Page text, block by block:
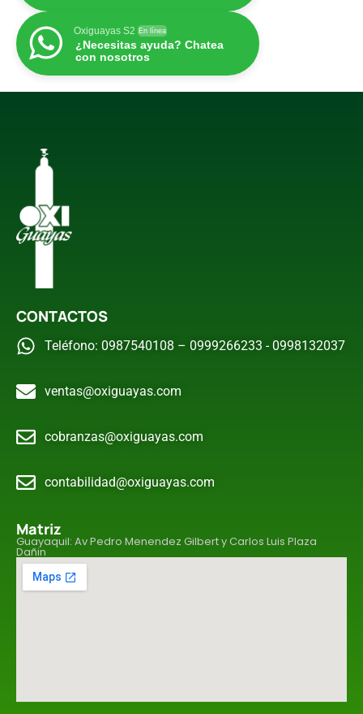
Oxiguayas S2 En línea
¿Necesitas ayuda? Chatea
con nosotros
CONTACTOS
Teléfono: 0987540108 – 0999266233 - 0998132037
ventas@oxiguayas.com
cobranzas@oxiguayas.com
contabilidad@oxiguayas.com
Matriz
Guayaquil: Av Pedro Menendez Gilbert y Carlos Luis Plaza
Dañin